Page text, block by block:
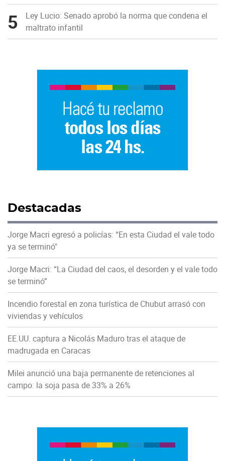
5
Ley Lucio: Senado aprobó la norma que condena el
maltrato infantil
Destacadas
Jorge Macri egresó a policías: “En esta Ciudad el vale todo
ya se terminó"
Jorge Macri: “La Ciudad del caos, el desorden y el vale todo
se terminó”
Incendio forestal en zona turística de Chubut arrasó con
viviendas y vehículos
EE.UU. captura a Nicolás Maduro tras el ataque de
madrugada en Caracas
Milei anunció una baja permanente de retenciones al
campo: la soja pasa de 33% a 26%